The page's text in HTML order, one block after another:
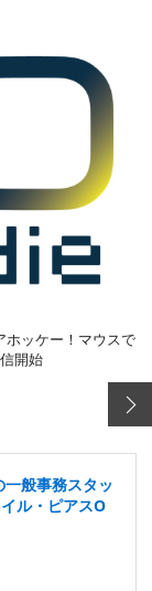
ホッケー！マウスで
開始
一般事務スタッ
ル・ピアスO